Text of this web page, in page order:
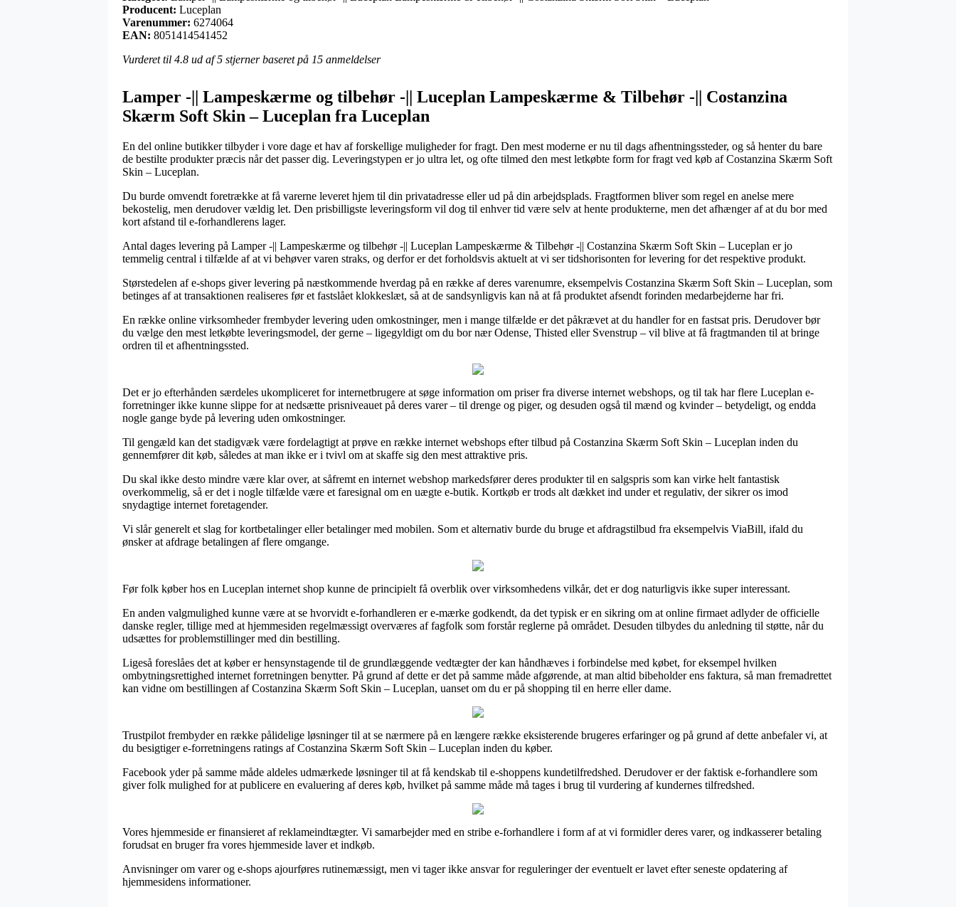
Producent: Luceplan
Varenummer: 6274064
EAN: 8051414541452
Vurderet til 4.8 ud af 5 stjerner baseret på 15 anmeldelser
Lamper -|| Lampeskærme og tilbehør -|| Luceplan Lampeskærme & Tilbehør -|| Costanzina
Skærm Soft Skin – Luceplan fra Luceplan
En del online butikker tilbyder i vore dage et hav af forskellige muligheder for fragt. Den mest moderne er nu til dags afhentningssteder, og så henter du bare
de bestilte produkter præcis når det passer dig. Leveringstypen er jo ultra let, og ofte tilmed den mest letkøbte form for fragt ved køb af Costanzina Skærm Soft
Skin – Luceplan.
Du burde omvendt foretrække at få varerne leveret hjem til din privatadresse eller ud på din arbejdsplads. Fragtformen bliver som regel en anelse mere
bekostelig, men derudover vældig let. Den prisbilligste leveringsform vil dog til enhver tid være selv at hente produkterne, men det afhænger af at du bor med
kort afstand til e-forhandlerens lager.
Antal dages levering på Lamper -|| Lampeskærme og tilbehør -|| Luceplan Lampeskærme & Tilbehør -|| Costanzina Skærm Soft Skin – Luceplan er jo
temmelig central i tilfælde af at vi behøver varen straks, og derfor er det forholdsvis aktuelt at vi ser tidshorisonten for levering for det respektive produkt.
Størstedelen af e-shops giver levering på næstkommende hverdag på en række af deres varenumre, eksempelvis Costanzina Skærm Soft Skin – Luceplan, som
betinges af at transaktionen realiseres før et fastslået klokkeslæt, så at de sandsynligvis kan nå at få produktet afsendt forinden medarbejderne har fri.
En række online virksomheder frembyder levering uden omkostninger, men i mange tilfælde er det påkrævet at du handler for en fastsat pris. Derudover bør
du vælge den mest letkøbte leveringsmodel, der gerne – ligegyldigt om du bor nær Odense, Thisted eller Svenstrup – vil blive at få fragtmanden til at bringe
ordren til et afhentningssted.
Det er jo efterhånden særdeles ukompliceret for internetbrugere at søge information om priser fra diverse internet webshops, og til tak har flere Luceplan e-
forretninger ikke kunne slippe for at nedsætte prisniveauet på deres varer – til drenge og piger, og desuden også til mænd og kvinder – betydeligt, og endda
nogle gange byde på levering uden omkostninger.
Til gengæld kan det stadigvæk være fordelagtigt at prøve en række internet webshops efter tilbud på Costanzina Skærm Soft Skin – Luceplan inden du
gennemfører dit køb, således at man ikke er i tvivl om at skaffe sig den mest attraktive pris.
Du skal ikke desto mindre være klar over, at såfremt en internet webshop markedsfører deres produkter til en salgspris som kan virke helt fantastisk
overkommelig, så er det i nogle tilfælde være et faresignal om en uægte e-butik. Kortkøb er trods alt dækket ind under et regulativ, der sikrer os imod
snydagtige internet foretagender.
Vi slår generelt et slag for kortbetalinger eller betalinger med mobilen. Som et alternativ burde du bruge et afdragstilbud fra eksempelvis ViaBill, ifald du
ønsker at afdrage betalingen af flere omgange.
Før folk køber hos en Luceplan internet shop kunne de principielt få overblik over virksomhedens vilkår, det er dog naturligvis ikke super interessant.
En anden valgmulighed kunne være at se hvorvidt e-forhandleren er e-mærke godkendt, da det typisk er en sikring om at online firmaet adlyder de officielle
danske regler, tillige med at hjemmesiden regelmæssigt overværes af fagfolk som forstår reglerne på området. Desuden tilbydes du anledning til støtte, når du
udsættes for problemstillinger med din bestilling.
Ligeså foreslåes det at køber er hensynstagende til de grundlæggende vedtægter der kan håndhæves i forbindelse med købet, for eksempel hvilken
ombytningsrettighed internet forretningen benytter. På grund af dette er det på samme måde afgørende, at man altid bibeholder ens faktura, så man fremadrettet
kan vidne om bestillingen af Costanzina Skærm Soft Skin – Luceplan, uanset om du er på shopping til en herre eller dame.
Trustpilot frembyder en række pålidelige løsninger til at se nærmere på en længere række eksisterende brugeres erfaringer og på grund af dette anbefaler vi, at
du besigtiger e-forretningens ratings af Costanzina Skærm Soft Skin – Luceplan inden du køber.
Facebook yder på samme måde aldeles udmærkede løsninger til at få kendskab til e-shoppens kundetilfredshed. Derudover er der faktisk e-forhandlere som
giver folk mulighed for at publicere en evaluering af deres køb, hvilket på samme måde må tages i brug til vurdering af kundernes tilfredshed.
Vores hjemmeside er finansieret af reklameindtægter. Vi samarbejder med en stribe e-forhandlere i form af at vi formidler deres varer, og indkasserer betaling
forudsat en bruger fra vores hjemmeside laver et indkøb.
Anvisninger om varer og e-shops ajourføres rutinemæssigt, men vi tager ikke ansvar for reguleringer der eventuelt er lavet efter seneste opdatering af
hjemmesidens informationer.